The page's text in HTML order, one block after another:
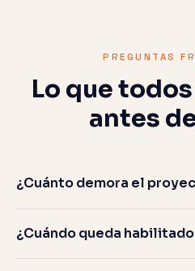
PREGUNTAS
Lo que
antes
¿Cuánto demora el
¿Cuándo queda